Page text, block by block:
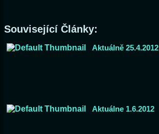
Související Články:
Aktuálně 25.4.2012
Aktuálne 1.6.2012